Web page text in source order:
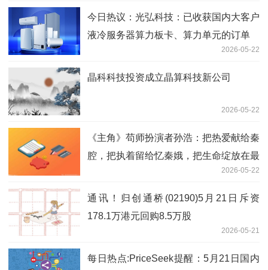
今日热议：光弘科技：已收获国内大客户
液冷服务器算力板卡、算力单元的订单
2026-05-22
晶科科技投资成立晶算科技新公司
2026-05-22
《主角》苟师扮演者孙浩：把热爱献给秦
腔，把执着留给忆秦娥，把生命绽放在最
2026-05-22
通讯！归创通桥(02190)5月21日斥资
178.1万港元回购8.5万股
2026-05-21
每日热点:PriceSeek提醒：5月21日国内